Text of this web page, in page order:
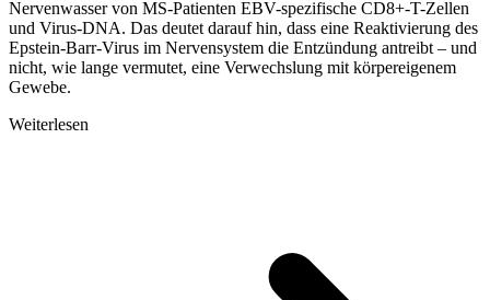
Nervenwasser von MS-Patienten EBV-spezifische CD8+-T-Zellen
und Virus-DNA. Das deutet darauf hin, dass eine Reaktivierung des
Epstein-Barr-Virus im Nervensystem die Entzündung antreibt – und
nicht, wie lange vermutet, eine Verwechslung mit körpereigenem
Gewebe.
Weiterlesen